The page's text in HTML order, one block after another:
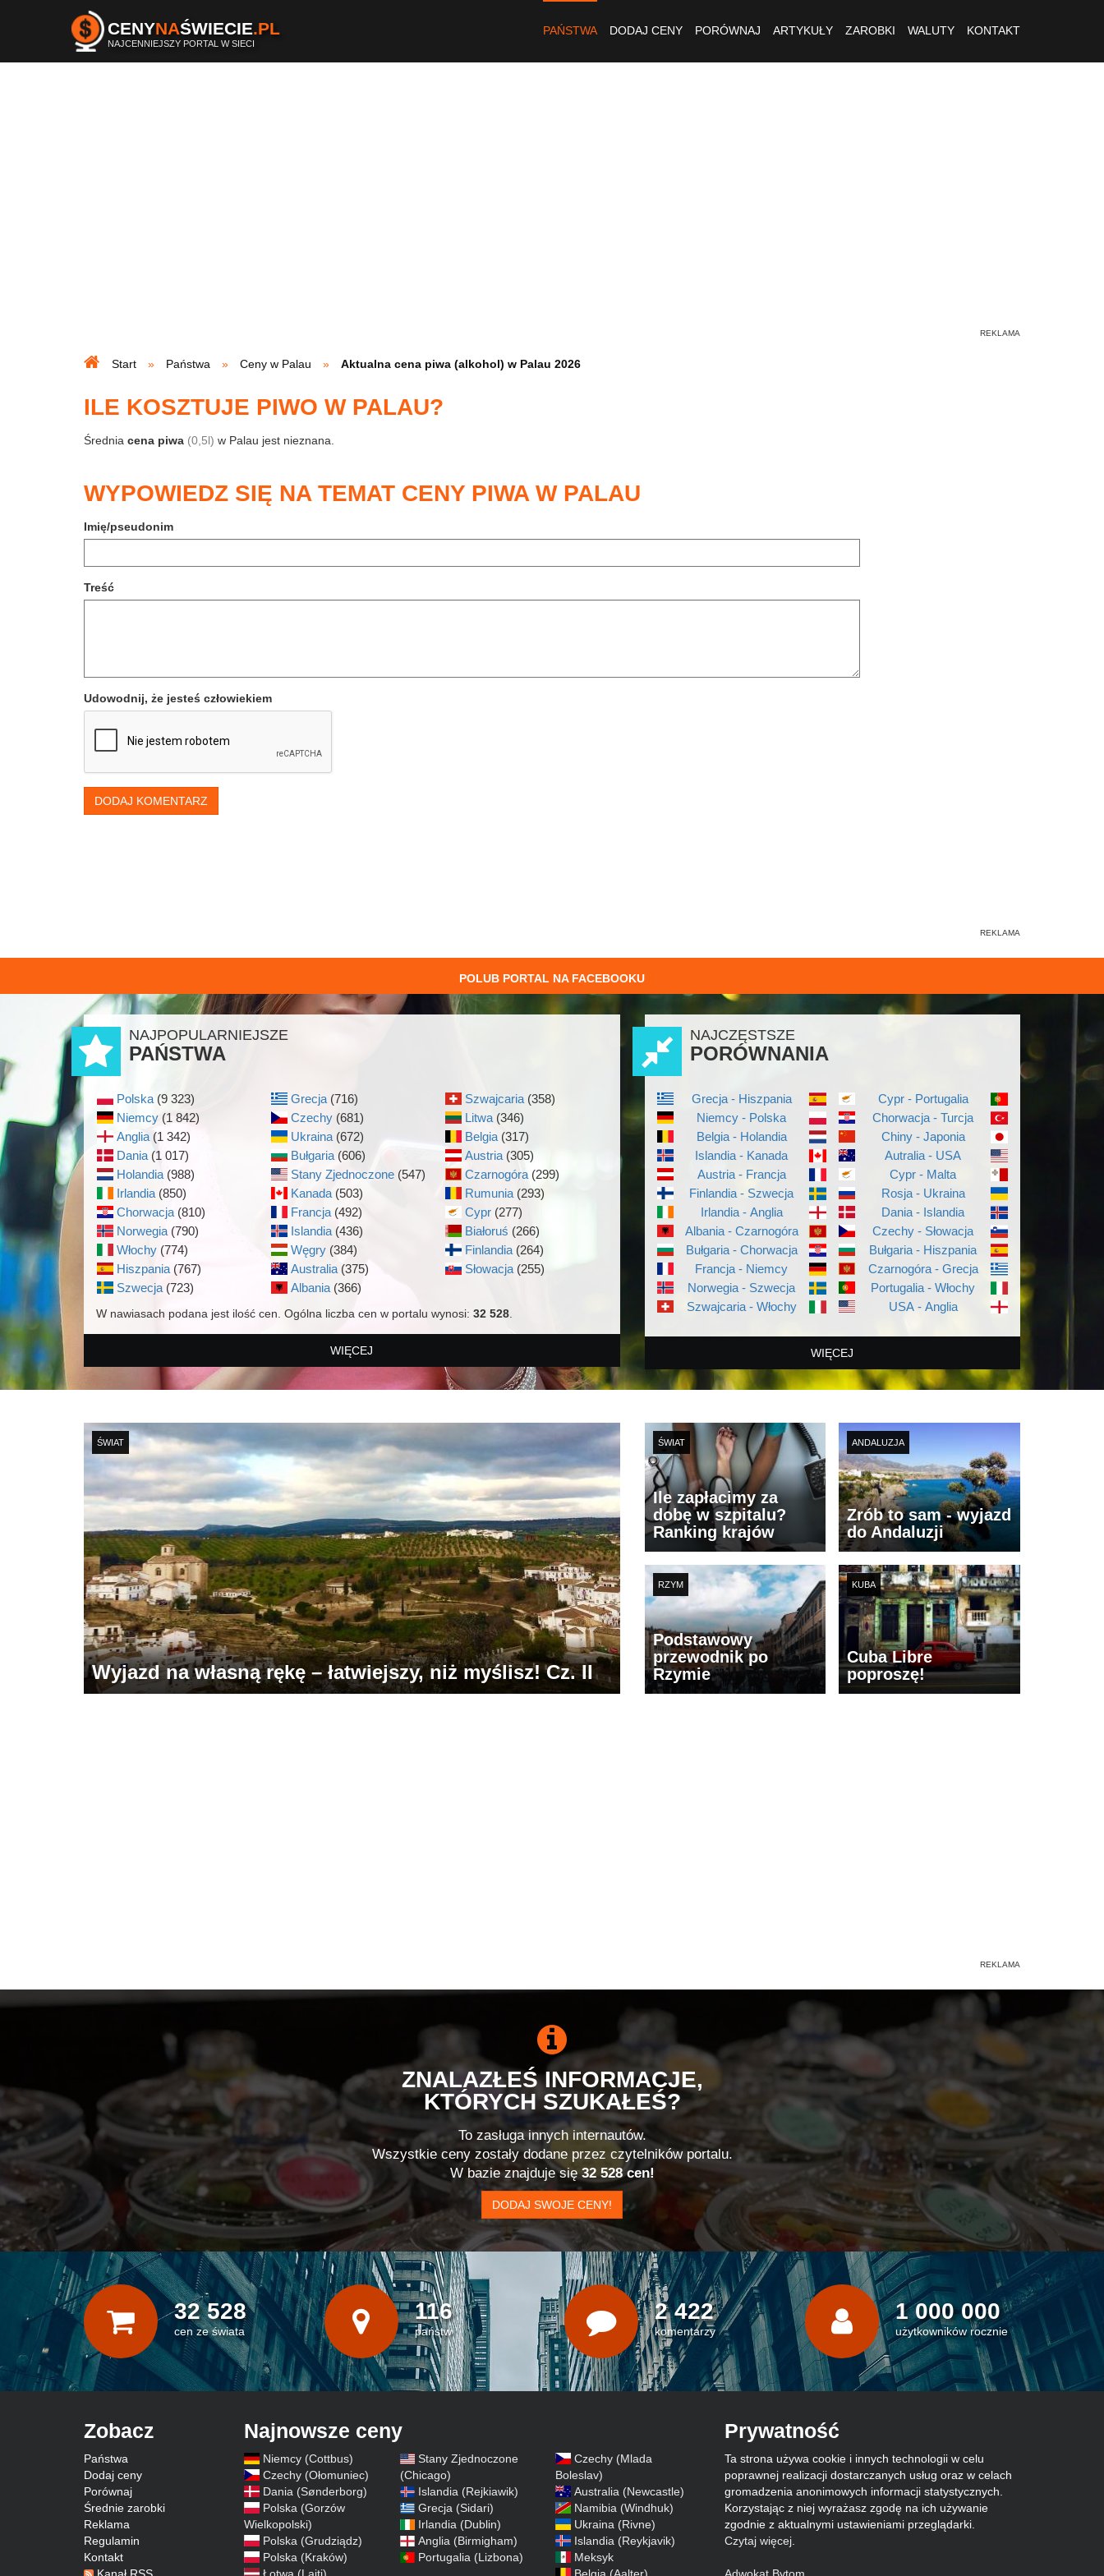
CENYNAŚWIECIE.PL
NAJCENNIEJSZY PORTAL W SIECI
PAŃSTWA DODAJ CENY PORÓWNAJ ARTYKUŁY ZAROBKI WALUTY KONTAKT
Start Państwa Ceny w Palau Aktualna cena piwa (alkohol) w Palau 2026
ILE KOSZTUJE PIWO W PALAU?
Średnia cena piwa (0,5l) w Palau jest nieznana.
WYPOWIEDZ SIĘ NA TEMAT CENY PIWA W PALAU
Imię/pseudonim
Treść
Udowodnij, że jesteś człowiekiem
DODAJ KOMENTARZ
POLUB PORTAL NA FACEBOOKU
NAJPOPULARNIEJSZE
PAŃSTWA
Polska (9 323)
Niemcy (1 842)
Anglia (1 342)
Dania (1 017)
Holandia (988)
Irlandia (850)
Chorwacja (810)
Norwegia (790)
Włochy (774)
Hiszpania (767)
Szwecja (723)
Grecja (716)
Czechy (681)
Ukraina (672)
Bułgaria (606)
Stany Zjednoczone (547)
Kanada (503)
Francja (492)
Islandia (436)
Węgry (384)
Australia (375)
Albania (366)
Szwajcaria (358)
Litwa (346)
Belgia (317)
Austria (305)
Czarnogóra (299)
Rumunia (293)
Cypr (277)
Białoruś (266)
Finlandia (264)
Słowacja (255)
W nawiasach podana jest ilość cen. Ogólna liczba cen w portalu wynosi: 32 528
WIĘCEJ
NAJCZĘSTSZE
PORÓWNANIA
Grecja - Hiszpania
Niemcy - Polska
Belgia - Holandia
Islandia - Kanada
Austria - Francja
Finlandia - Szwecja
Irlandia - Anglia
Albania - Czarnogóra
Bułgaria - Chorwacja
Francja - Niemcy
Norwegia - Szwecja
Szwajcaria - Włochy
Cypr - Portugalia
Chorwacja - Turcja
Chiny - Japonia
Autralia - USA
Cypr - Malta
Rosja - Ukraina
Dania - Islandia
Czechy - Słowacja
Bułgaria - Hiszpania
Czarnogóra - Grecja
Portugalia - Włochy
USA - Anglia
WIĘCEJ
ŚWIAT
Wyjazd na własną rękę – łatwiejszy, niż myślisz! Cz. II
ŚWIAT
Ile zapłacimy za
dobę w szpitalu?
Ranking krajów
ANDALUZJA
Zrób to sam - wyjazd
do Andaluzji
RZYM
Podstawowy
przewodnik po
Rzymie
KUBA
Cuba Libre
poproszę!
ZNALAZŁEŚ INFORMACJE,
KTÓRYCH SZUKAŁEŚ?
To zasługa innych internautów.
Wszystkie ceny zostały dodane przez czytelników portalu.
W bazie znajduje się32 528 cen!
DODAJ SWOJE CENY!
32 528
cen ze świata
116
państw
2 422
komentarzy
1 000 000
użytkowników rocznie
Zobacz
Państwa
Dodaj ceny
Porównaj
Średnie zarobki
Reklama
Regulamin
Kontakt
Najnowsze ceny
Niemcy (Cottbus)
Czechy (Ołomuniec)
Dania (Sønderborg)
Polska (Gorzów
Wielkopolski)
Polska (Grudziądz)
Polska (Kraków)
Stany Zjednoczone
(Chicago)
Islandia (Rejkiawik)
Grecja (Sidari)
Irlandia (Dublin)
Anglia (Birmigham)
Portugalia (Lizbona)
Czechy (Mlada
Boleslav)
Australia (Newcastle)
Namibia (Windhuk)
Ukraina (Rivne)
Islandia (Reykjavik)
Meksyk
Prywatność
Ta strona używa cookie i innych technologii w celu
poprawnej realizacji dostarczanych usług oraz w celach
gromadzenia anonimowych informacji statystycznych.
Korzystając z niej wyrażasz zgodę na ich używanie
zgodnie z aktualnymi ustawieniami przeglądarki.
Czytaj więcej